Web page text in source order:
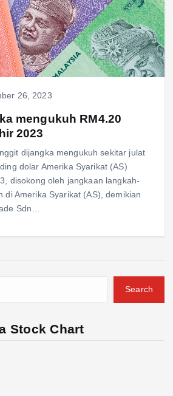
26, 2023
mengukuh RM4.20
2023
dijangka mengukuh sekitar julat
dolar Amerika Syarikat (AS)
disokong oleh jangkaan langkah-
di Amerika Syarikat (AS), demikian
Sdn…
Search
Stock Chart